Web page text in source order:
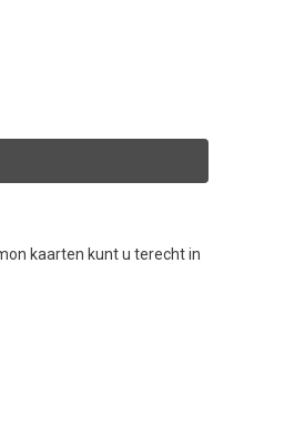
kaarten kunt u terecht in